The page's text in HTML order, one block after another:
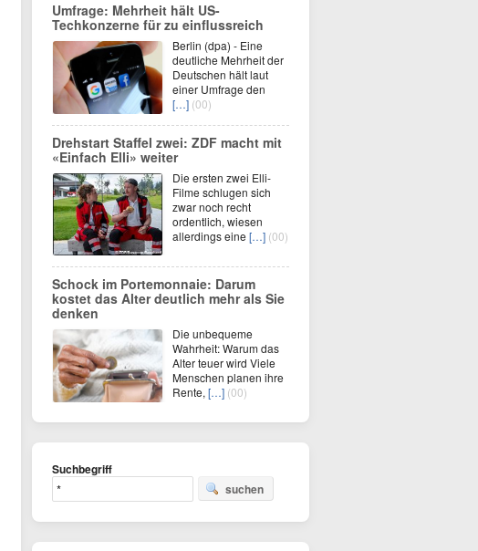
Umfrage: Mehrheit hält US-
Techkonzerne für zu einflussreich
Berlin (dpa) - Eine
deutliche Mehrheit der
Deutschen hält laut
einer Umfrage den
[…] (00)
Drehstart Staffel zwei: ZDF macht mit
«Einfach Elli» weiter
Die ersten zwei Elli-
Filme schlugen sich
zwar noch recht
ordentlich, wiesen
allerdings eine […] (00)
Schock im Portemonnaie: Darum
kostet das Alter deutlich mehr als Sie
denken
Die unbequeme
Wahrheit: Warum das
Alter teuer wird Viele
Menschen planen ihre
Rente, […] (00)
Suchbegriff
suchen